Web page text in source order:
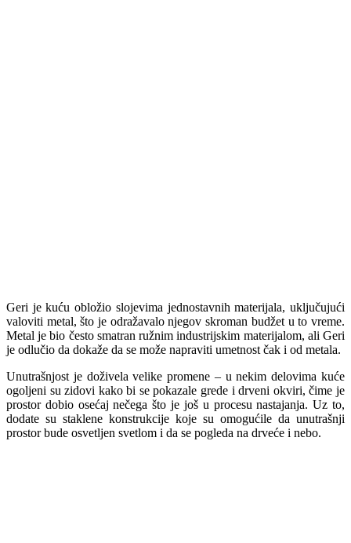
Geri je kuću obložio slojevima jednostavnih materijala, uključujući
valoviti metal, što je odražavalo njegov skroman budžet u to vreme.
Metal je bio često smatran ružnim industrijskim materijalom, ali Geri
je odlučio da dokaže da se može napraviti umetnost čak i od metala.
Unutrašnjost je doživela velike promene – u nekim delovima kuće
ogoljeni su zidovi kako bi se pokazale grede i drveni okviri, čime je
prostor dobio osećaj nečega što je još u procesu nastajanja. Uz to,
dodate su staklene konstrukcije koje su omogućile da unutrašnji
prostor bude osvetljen svetlom i da se pogleda na drveće i nebo.